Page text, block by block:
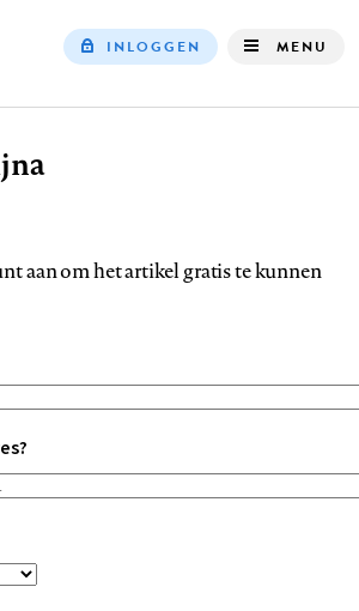
INLOGGEN MENU
aan om het artikel gratis te kunnen